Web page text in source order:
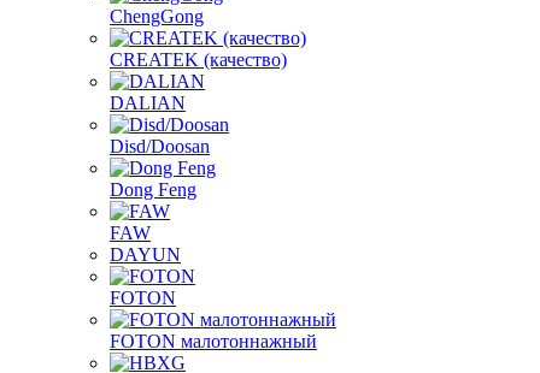
ChengGong
CREATEK (качество)
DALIAN
Disd/Doosan
Dong Feng
FAW
DAYUN
FOTON
FOTON малотоннажный